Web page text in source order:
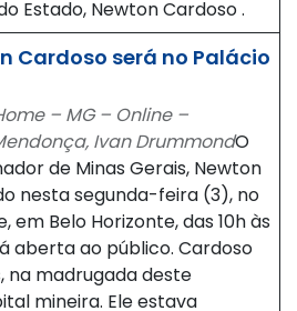
Estado, Newton Cardoso .
Cardoso será no Palácio
– MG – Online –
Ivan DrummondO
de Minas Gerais, Newton
nesta segunda-feira (3), no
em Belo Horizonte, das 10h às
aberta ao público. Cardoso
na madrugada deste
mineira. Ele estava